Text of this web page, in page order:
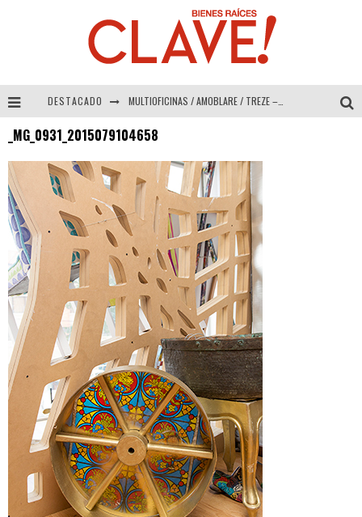
DESTACADO MULTIOFICINAS / AMOBLARE / TREZE – Especial Interiorismo & Decoración 2026
_MG_0931_2015079104658